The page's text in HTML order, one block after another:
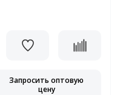
Запросить оптовую
цену